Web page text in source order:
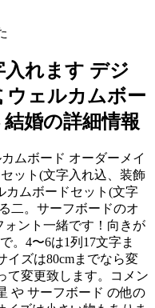
れます デジ
ウェルカムボー
結婚の詳細情報
ムボード オーダーメイ
ット(文字入れ込、装飾
カムボードセット(文字
二。サーフボードのオ
ォント一緒です！向きが
。4〜6は1列17文字ま
イズは80cmまでなら変
て変更致します。コメン
や サーフボード の他の